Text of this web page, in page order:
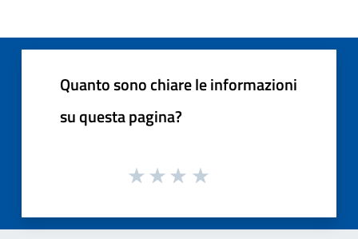
Quanto sono chiare le informazioni
su questa pagina?